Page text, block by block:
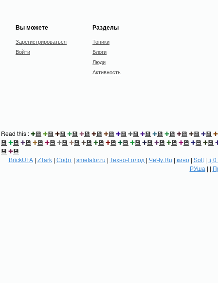
Вы можете
Зарегистрироваться
Войти
Разделы
Топики
Блоги
Люди
Активность
Read this :✚💾 ✚💾 ✚💾 ✚💾 ✚💾 ✚💾 ✚💾 ✚💾 ✚💾 ✚💾 ✚💾 ✚💾 ✚💾 ✚💾 ✚💾 ✚
💾 ✚💾 ✚💾 ✚💾 ✚💾 ✚💾 ✚💾 ✚💾 ✚💾 ✚💾 ✚💾 ✚💾 ✚💾 ✚💾 ✚💾 ✚💾 ✚💾 ✚💾
💾 ✚💾
BrickUFA| ZTark| Софт| smetafor.ru | Техно-Голод | ЧеЧу.Ru | кино| Soft| :(
РУша | |